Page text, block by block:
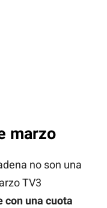
marzo
no son una
TV3
con una cuota